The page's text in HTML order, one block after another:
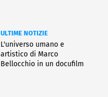
ULTIME NOTIZIE
L'universo umano e
artistico di Marco
Bellocchio in un docufilm